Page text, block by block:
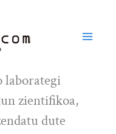
laborategi
zientifikoa,
dute